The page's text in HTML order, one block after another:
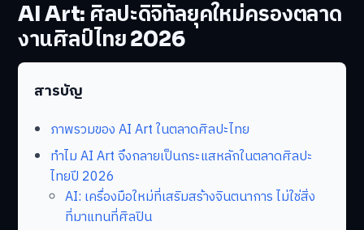
AI Art: ศิลปะดิจิทัลยุคใหม่ครองตลาด
งานศิลป์ไทย 2026
สารบัญ
ภาพรวมของ AI Art ในตลาดศิลปะไทย
ทำไม AI Art จึงกลายเป็นกระแสหลักในตลาดศิลปะ
ไทยปี 2026
AI: เครื่องมือใหม่ที่เสริมสร้างจินตนาการ ไม่ใช่สิ่ง
ที่มาแทนที่ศิลปิน